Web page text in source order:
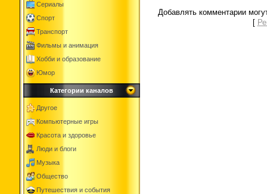
Сериалы
Спорт
Транспорт
Фильмы и анимация
Хобби и образование
Юмор
Категории каналов
Другое
Компьютерные игры
Красота и здоровье
Люди и блоги
Музыка
Общество
Путешествия и события
Добавлять комментарии
[